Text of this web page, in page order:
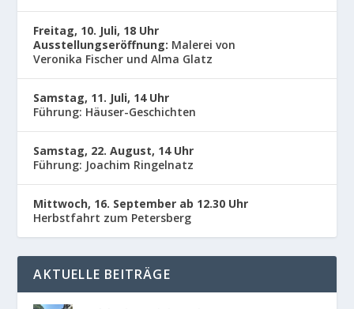
Freitag, 10. Juli, 18 Uhr
Ausstellungseröffnung: Malerei von
Veronika Fischer und Alma Glatz
Samstag, 11. Juli, 14 Uhr
Führung: Häuser-Geschichten
Samstag, 22. August, 14 Uhr
Führung: Joachim Ringelnatz
Mittwoch, 16. September ab 12.30 Uhr
Herbstfahrt zum Petersberg
AKTUELLE BEITRÄGE